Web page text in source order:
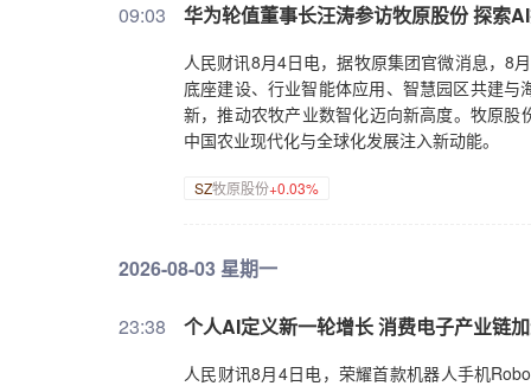
09:03 华为轮值董事长汪涛参访牧原股份 探索
人民财讯8月4日电，据牧原集团官微消息，8
底座建设、行业智能体应用、智慧园区共建
新，推动农牧产业数智化迈向新高度。牧原
中国农业现代化与全球化发展注入新动能。
SZ牧原股份+0.03%
2026-08-03 星期一
23:38 个人AI定义新一轮增长 消费电子产业链
人民财讯8月4日电，荣耀首款机器人手机